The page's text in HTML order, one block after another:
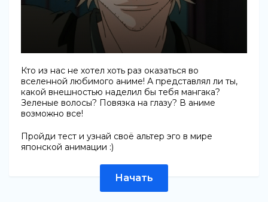
Кто из нас не хотел хоть раз оказаться во
вселенной любимого аниме! А представлял ли ты,
какой внешностью наделил бы тебя мангака?
Зеленые волосы? Повязка на глазу? В аниме
возможно все!
Пройди тест и узнай своё альтер эго в мире
японской анимации :)
Начать